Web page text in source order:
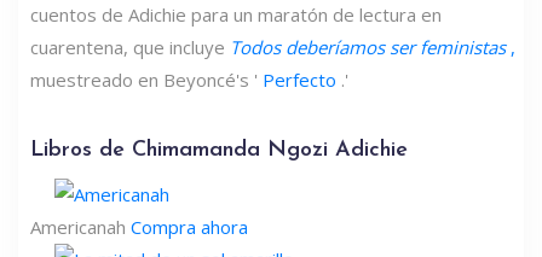
cuentos de Adichie para un maratón de lectura en
cuarentena, que incluye Todos deberíamos ser feministas ,
muestreado en Beyoncé's ' Perfecto .'
Libros de Chimamanda Ngozi Adichie
Americanah Compra ahora